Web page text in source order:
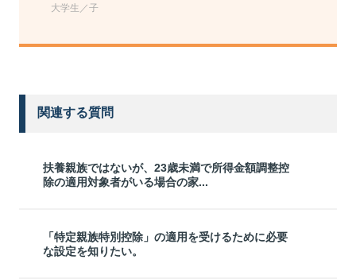
大学生／子
関連する質問
扶養親族ではないが、23歳未満で所得金額調整控
除の適用対象者がいる場合の家...
「特定親族特別控除」の適用を受けるために必要
な設定を知りたい。